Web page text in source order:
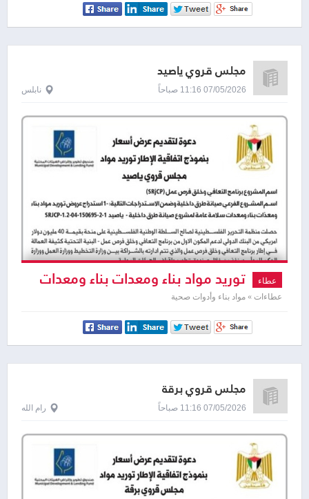
مجلس قروي ياصيد
07/05/2026 11:16 صباحاً نابلس
عطاء توريد مواد بناء ومعدات بناء ومعدات
سلامة عامة لمشروع صيانة طرق داخلية
عطاءات » مواد بناء وأدوات صحية
مجلس قروي برقة
07/05/2026 11:16 صباحاً رام الله